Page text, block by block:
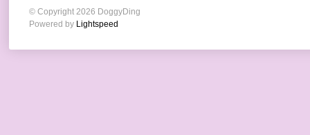
© Copyright 2026 DoggyDing
Powered by Lightspeed